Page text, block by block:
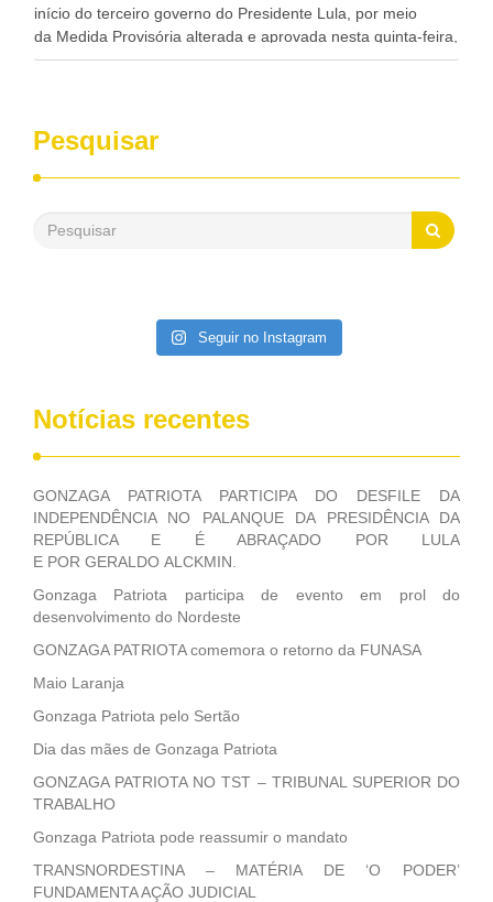
início do terceiro governo do Presidente Lula, por meio
da Medida Provisória alterada e aprovada nesta quinta-feira,
pelo Congresso Nacional. Gonzaga Patriota disse hoje em
desenvolvimento dos seus municípios e, somente o ano
passado, essa Fundação distribuiu mais de três bilhões de
reais, com suas maravilhosas ações, dentre alas, mais de
saneamento básico, em pequenas comunidades rurais.
Patriota disse ainda que, mesmo sem mandato,
Pesquisar
Seguir no Instagram
Notícias recentes
GONZAGA PATRIOTA PARTICIPA DO DESFILE DA
INDEPENDÊNCIA NO PALANQUE DA PRESIDÊNCIA DA
REPÚBLICA E É ABRAÇADO POR LULA
E POR GERALDO ALCKMIN.
Gonzaga Patriota participa de evento em prol do
desenvolvimento do Nordeste
GONZAGA PATRIOTA comemora o retorno da FUNASA
Maio Laranja
Gonzaga Patriota pelo Sertão
Dia das mães de Gonzaga Patriota
GONZAGA PATRIOTA NO TST – TRIBUNAL SUPERIOR DO
TRABALHO
Gonzaga Patriota pode reassumir o mandato
TRANSNORDESTINA – MATÉRIA DE ‘O PODER’
FUNDAMENTA AÇÃO JUDICIAL